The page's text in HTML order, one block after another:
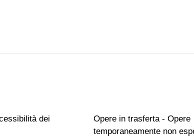
dei
Opere in trasferta - Opere
temporaneamente non